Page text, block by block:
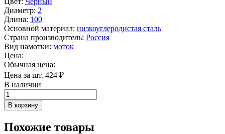
Диаметр: 2
Длина: 100
Основной материал: низкоуглеродистая сталь
Страна производитель: Россия
Вид намотки: моток
Цена:
Обычная цена:
Цена за шт. 424 ₽
В наличии
Количество
товара
Проволока
черная
В корзину
Похожие товары